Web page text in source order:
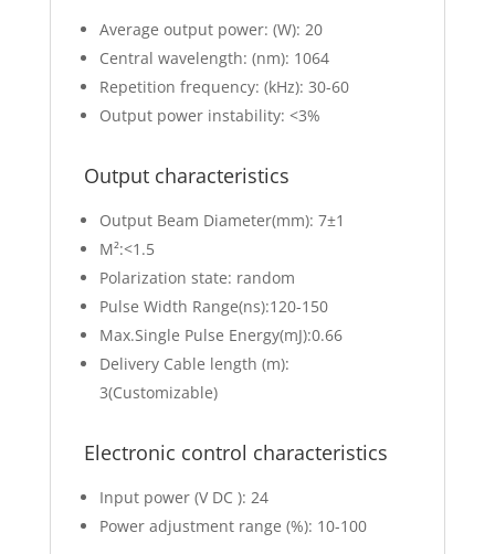
Average output power: (W): 20
Central wavelength: (nm): 1064
Repetition frequency: (kHz): 30-60
Output power instability: <3%
Output characteristics
Output Beam Diameter(mm): 7±1
M²:<1.5
Polarization state: random
Pulse Width Range(ns):120-150
Max.Single Pulse Energy(mJ):0.66
Delivery Cable length (m):
3(Customizable)
Electronic control characteristics
Input power (V DC ): 24
Power adjustment range (%): 10-100